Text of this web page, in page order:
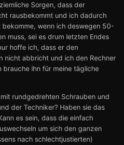
Sorgen, dass der
rausbekommt und ich dadurch
wenn ich deswegen 50-
muss, sei es drum letzten Endes
hoffe ich, dass er den
nicht abbricht und ich den Rechner
brauche ihn für meine tägliche
rundgedrehten Schrauben und
der Techniker? Haben sie das
es sein, dass die einfach
um sich den ganzen
nach schlechtjustierten)